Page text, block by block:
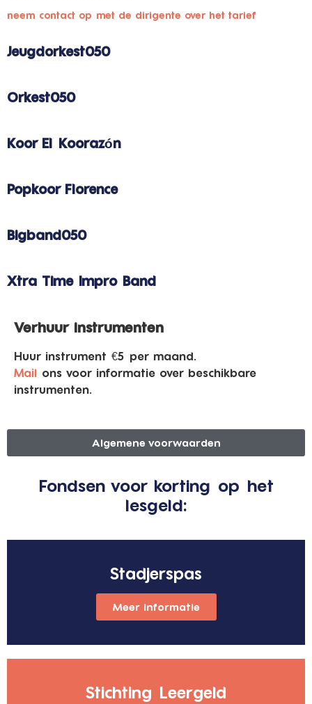
neem contact op met de dirigente over het tarief
Jeugdorkest050
Orkest050
Koor El Koorazón
Popkoor Florence
Bigband050
Xtra Time Impro Band
Verhuur instrumenten
Huur instrument €5 per maand.
Mail ons voor informatie over beschikbare
instrumenten.
Algemene voorwaarden
Fondsen voor korting op het
lesgeld:
Stadjerspas
Meer informatie
Stichting Leergeld